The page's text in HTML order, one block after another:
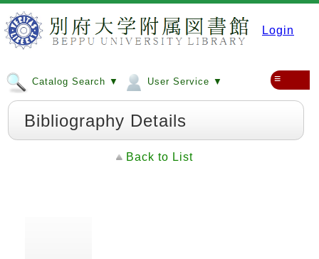
Login
Catalog Search ▼ User Service ▼ ≡
Bibliography Details
Back to List